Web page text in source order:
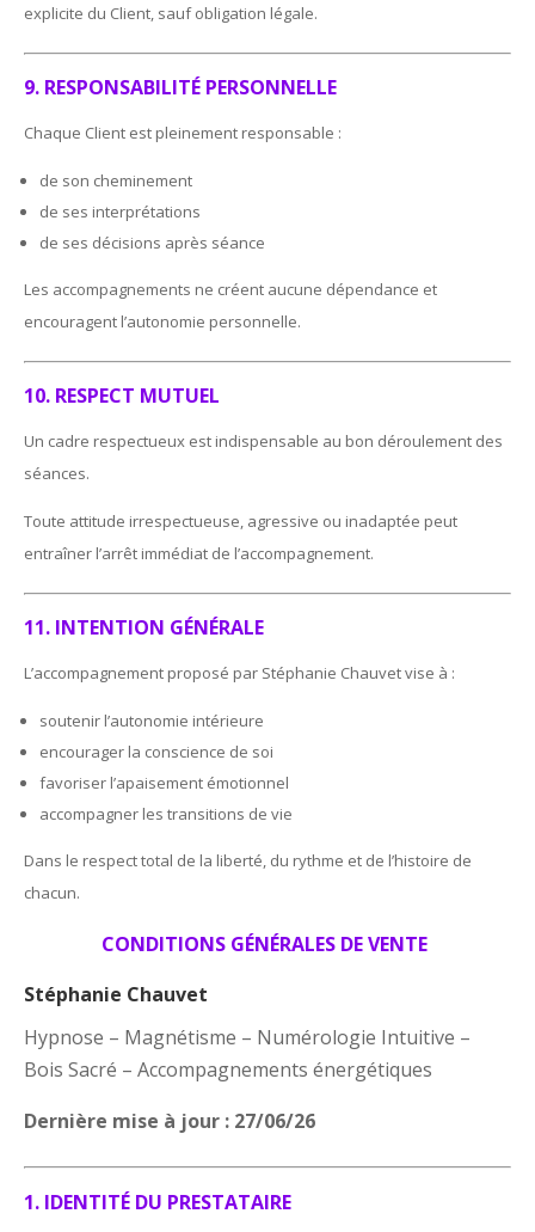
explicite du Client, sauf obligation légale.
9. RESPONSABILITÉ PERSONNELLE
Chaque Client est pleinement responsable :
de son cheminement
de ses interprétations
de ses décisions après séance
Les accompagnements ne créent aucune dépendance et
encouragent l’autonomie personnelle.
10. RESPECT MUTUEL
Un cadre respectueux est indispensable au bon déroulement des
séances.
Toute attitude irrespectueuse, agressive ou inadaptée peut
entraîner l’arrêt immédiat de l’accompagnement.
11. INTENTION GÉNÉRALE
L’accompagnement proposé par Stéphanie Chauvet vise à :
soutenir l’autonomie intérieure
encourager la conscience de soi
favoriser l’apaisement émotionnel
accompagner les transitions de vie
Dans le respect total de la liberté, du rythme et de l’histoire de
chacun.
CONDITIONS GÉNÉRALES DE VENTE
Stéphanie Chauvet
Hypnose – Magnétisme – Numérologie Intuitive –
Bois Sacré – Accompagnements énergétiques
Dernière mise à jour : 27/06/26
1. IDENTITÉ DU PRESTATAIRE